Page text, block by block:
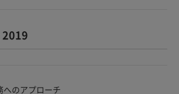
2019
へのアプローチ